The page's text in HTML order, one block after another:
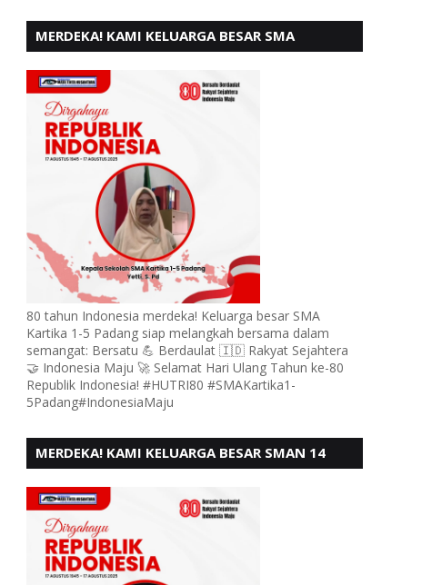
MERDEKA! KAMI KELUARGA BESAR SMA
KE - 80, MOTO" BERSATU BERD
80 tahun Indonesia merdeka! Keluarga besar SMA
Kartika 1-5 Padang siap melangkah bersama dalam
semangat: Bersatu 💪 Berdaulat 🇮🇩 Rakyat Sejahtera
🤝 Indonesia Maju 🚀 Selamat Hari Ulang Tahun ke-80
Republik Indonesia! #HUTRI80 #SMAKartika1-
5Padang#IndonesiaMaju
MERDEKA! KAMI KELUARGA BESAR SMAN 14